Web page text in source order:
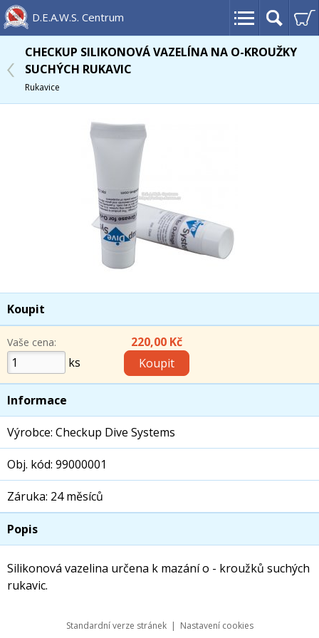
D.E.A.W.S. Centrum
CHECKUP SILIKONOVÁ VAZELÍNA NA O-KROUŽKY
SUCHÝCH RUKAVIC
Rukavice
Koupit
Vaše cena:
ks
220,00 Kč
Informace
Výrobce: Checkup Dive Systems
Obj. kód: 99000001
Záruka: 24 měsíců
Popis
Silikonová vazelina určena k mazání o - kroužků suchých
rukavic.
Standardní verze stránek| Nastavení cookies